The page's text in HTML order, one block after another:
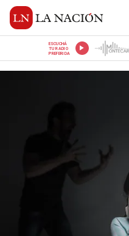
ESCUCHÁ
TU RADIO
PREFERIDA